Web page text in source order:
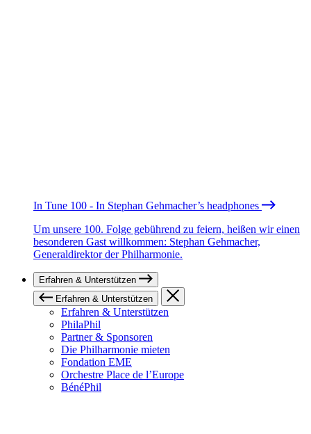
In Tune 100 - In Stephan Gehmacher’s headphones
Um unsere 100. Folge gebührend zu feiern, heißen wir einen
besonderen Gast willkommen: Stephan Gehmacher,
Generaldirektor der Philharmonie.
Erfahren & Unterstützen
Erfahren & Unterstützen
Erfahren & Unterstützen
PhilaPhil
Partner & Sponsoren
Die Philharmonie mieten
Fondation EME
Orchestre Place de l’Europe
BénéPhil